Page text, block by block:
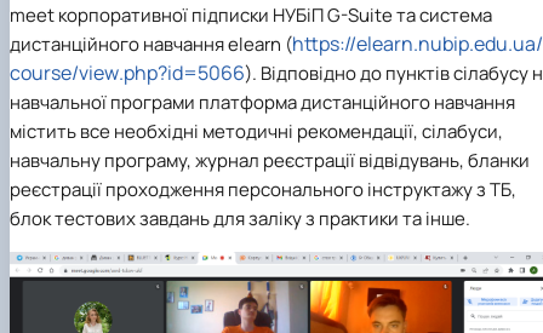
meet корпоративної підписки НУБіПG-Suiteта система
дистанційного навчанняelearn (https://elearn.nubip.edu.ua/
course/view.php?id=5066). Відповідно до пунктів сілабусу
навчальної програми платформа дистанційного навчання
містить все необхідні методичні рекомендації, сілабуси,
навчальну програму, журнал реєстрації відвідувань, бланки
реєстрації проходження персонального інструктажу з ТБ,
блок тестових завдань для заліку з практики та інше.